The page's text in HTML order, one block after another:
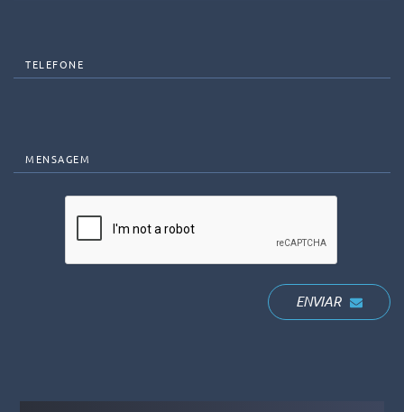
TELEFONE
MENSAGEM
ENVIAR